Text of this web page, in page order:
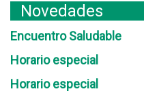
Novedades
Encuentro Saludable
Horario especial
Horario especial